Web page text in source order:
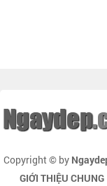
Copyright © by
GIỚI THIỆU CHUNG